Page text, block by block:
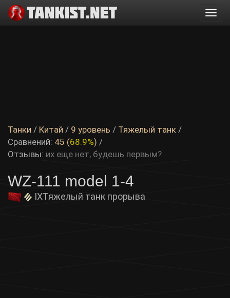
Танки / Китай / 9 уровень / Тяжелый танк /
Сравнений: 45 (68.9%) /
Отзывы: их еще нет, будешь первым?
WZ-111 model 1-4
IXТяжелый танк прорыва